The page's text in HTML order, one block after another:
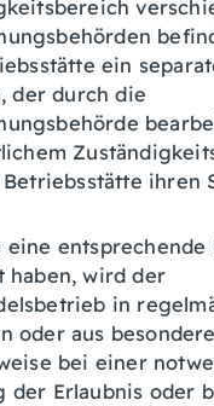
ein
der durch die
ihren
eine entsprechende
haben, wird der
in
oder aus
bei einer
der Erlaubnis oder